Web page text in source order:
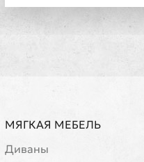
МЯГКАЯ МЕБЕЛЬ
Диваны